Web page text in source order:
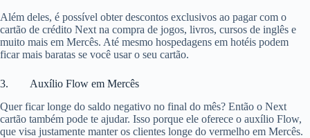
Além deles, é possível obter descontos exclusivos ao pagar com o
cartão de crédito Next na compra de jogos, livros, cursos de inglês e
muito mais em Mercês. Até mesmo hospedagens em hotéis podem
ficar mais baratas se você usar o seu cartão.
3. Auxílio Flow em Mercês
Quer ficar longe do saldo negativo no final do mês? Então o Next
cartão também pode te ajudar. Isso porque ele oferece o auxílio Flow,
que visa justamente manter os clientes longe do vermelho em Mercês.